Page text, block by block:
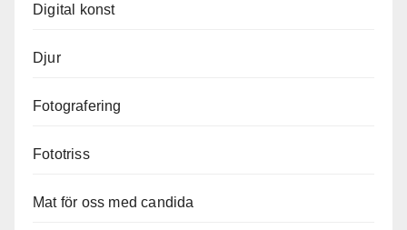
Digital konst
Djur
Fotografering
Fototriss
Mat för oss med candida